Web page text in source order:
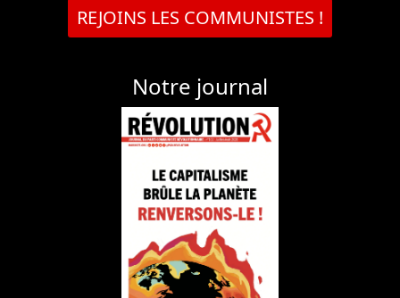
REJOINS LES COMMUNISTES !
Notre journal